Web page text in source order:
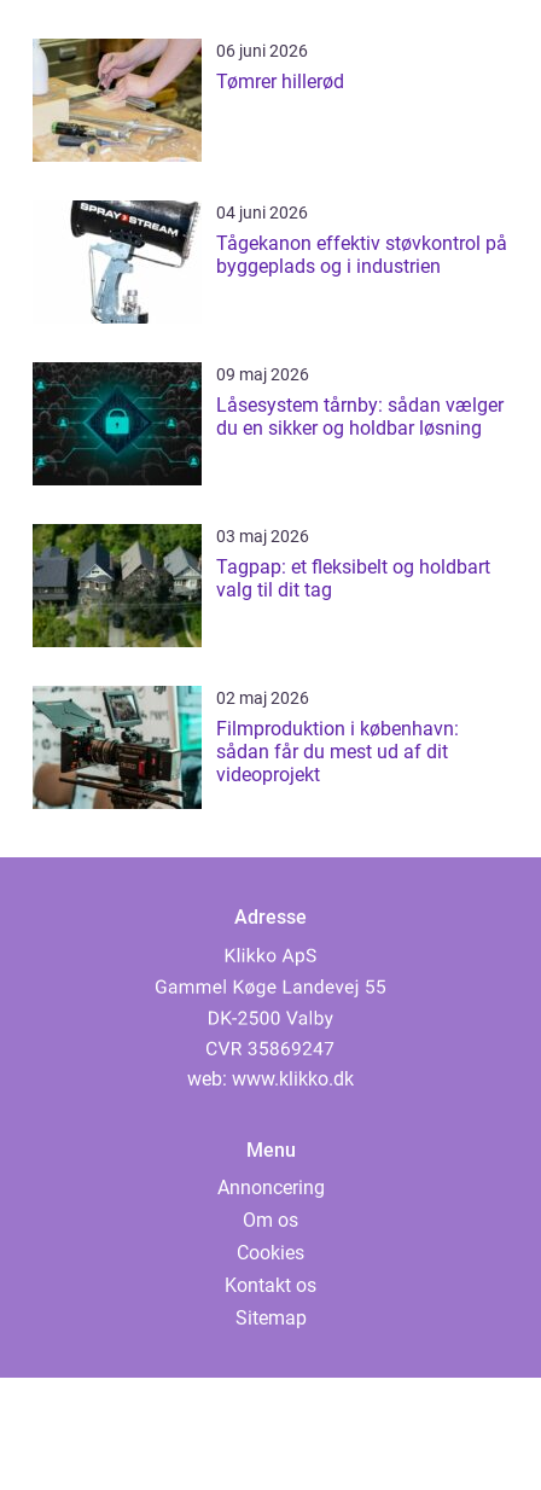
06 juni 2026
Tømrer hillerød
04 juni 2026
Tågekanon effektiv støvkontrol på
byggeplads og i industrien
09 maj 2026
Låsesystem tårnby: sådan vælger
du en sikker og holdbar løsning
03 maj 2026
Tagpap: et fleksibelt og holdbart
valg til dit tag
02 maj 2026
Filmproduktion i københavn:
sådan får du mest ud af dit
videoprojekt
Adresse
web: www.klikko.dk
Menu
Annoncering
Om os
Cookies
Kontakt os
Sitemap